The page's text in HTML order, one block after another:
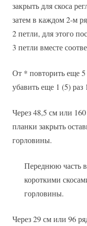
закрыть для скоса
затем в каждом 2-м
2 петли, для этого
3 петли вместе
От * повторить еще 5
убавить еще 1 (5) раз
Через 48,5 см или
планки закрыть
горловины.
Переднюю часть
короткими
горловины.
Через 29 см или 96